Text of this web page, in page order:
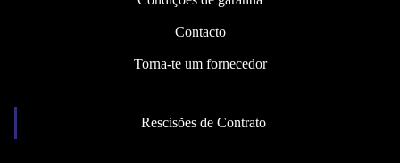
Contacto
Torna-te um fornecedor
Rescisões de Contrato